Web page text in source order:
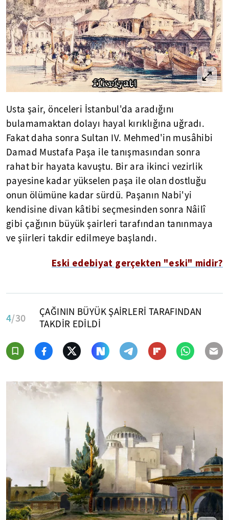
Usta şair, önceleri İstanbul'da aradığını
bulamamaktan dolayı hayal kırıklığına uğradı.
Fakat daha sonra Sultan IV. Mehmed'in musâhibi
Damad Mustafa Paşa ile tanışmasından sonra
rahat bir hayata kavuştu. Bir ara ikinci vezirlik
payesine kadar yükselen paşa ile olan dostluğu
onun ölümüne kadar sürdü. Paşanın Nabi'yi
kendisine divan kâtibi seçmesinden sonra Nâilî
gibi çağının büyük şairleri tarafından tanınmaya
ve şiirleri takdir edilmeye başlandı.
Eski edebiyat gerçekten "eski" midir?
4/30
ÇAĞININ BÜYÜK ŞAİRLERİ TARAFINDAN
TAKDİR EDİLDİ